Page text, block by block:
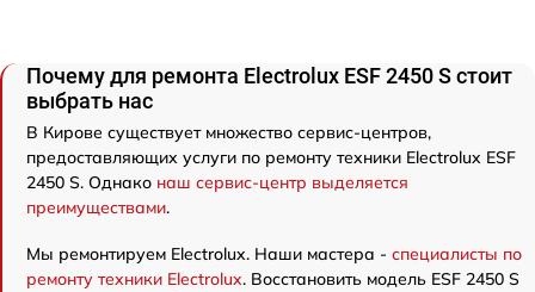
Почему для ремонта Electrolux ESF 2450 S стоит
выбрать нас
В Кирове существует множество сервис-центров,
предоставляющих услуги по ремонту техники Electrolux ESF
2450 S. Однако наш сервис-центр выделяется
преимуществами.
Мы ремонтируем Electrolux. Наши мастера - специалисты по
ремонту техники Electrolux. Восстановить модель ESF 2450 S